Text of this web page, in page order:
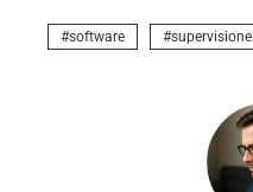
software supervisione